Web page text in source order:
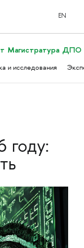
EN
Магистратура ДПО
и исследования
году: